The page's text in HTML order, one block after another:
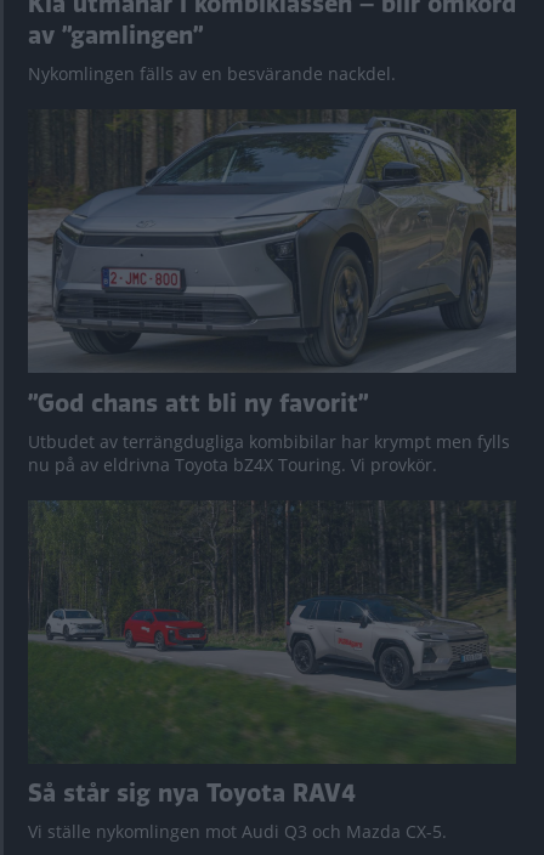
av ”gamlingen”
Nykomlingen fälls av en besvärande nackdel.
”God chans att bli ny favorit”
Utbudet av terrängdugliga kombibilar har krympt men fylls
nu på av eldrivna Toyota bZ4X Touring. Vi provkör.
Så står sig nya Toyota RAV4
Vi ställe nykomlingen mot Audi Q3 och Mazda CX-5.